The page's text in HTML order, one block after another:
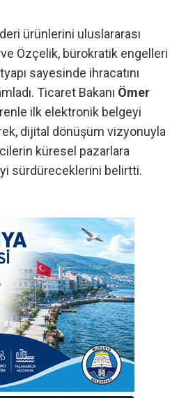
ürünlerini uluslararası
Özçelik, bürokratik engelleri
sayesinde ihracatını
Ticaret Bakanı Ömer
ilk elektronik belgeyi
dijital dönüşüm vizyonuyla
küresel pazarlara
sürdüreceklerini belirtti.